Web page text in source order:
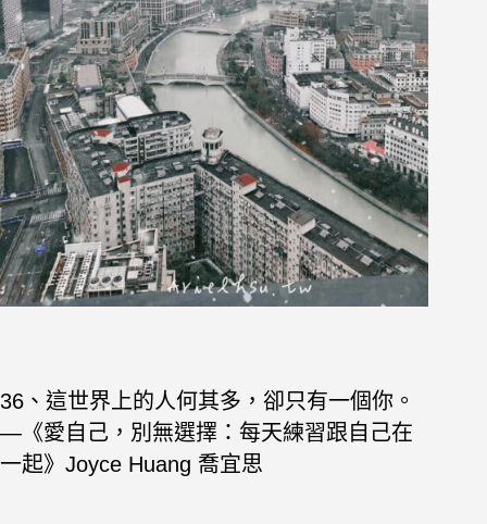
36、這世界上的人何其多，卻只有一個你。
—《愛自己，別無選擇：每天練習跟自己在
一起》Joyce Huang 喬宜思